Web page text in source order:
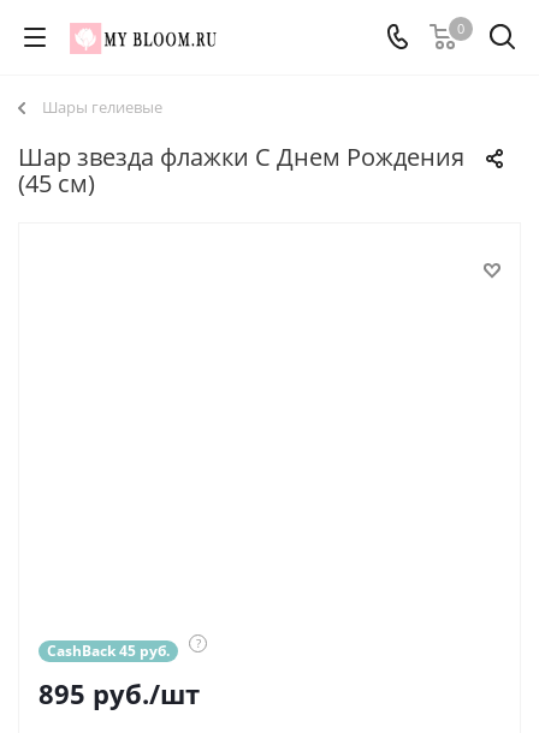
0
Шары гелиевые
Шар звезда флажки С Днем Рождения
(45 см)
CashBack 45 руб. ?
895 руб./шт